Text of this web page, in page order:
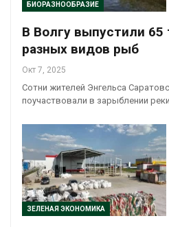
БИОРАЗНООБРАЗИЕ
В Волгу выпустили
разных видов рыб
Окт 7, 2025
Сотни жителей Энгельса
поучаствовали в зарыблении реки
ЗЕЛЕНАЯ ЭКОНОМИКА